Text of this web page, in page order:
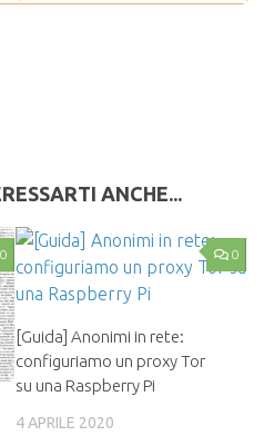
ANCHE...
0 0
[Guida] Anonimi in rete:
configuriamo un proxy Tor
su una Raspberry Pi
4 APRILE 2020